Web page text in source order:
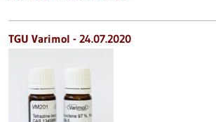
TGU Varimol - 24.07.2020